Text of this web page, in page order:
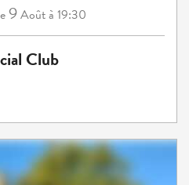
9Aoûtà 19:30
Club